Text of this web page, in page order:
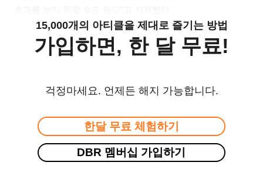
15,000개의 아티클을 제대로 즐기는 방법
가입하면, 한 달 무료!
걱정마세요. 언제든 해지 가능합니다.
한달 무료 체험하기
DBR 멤버십 가입하기